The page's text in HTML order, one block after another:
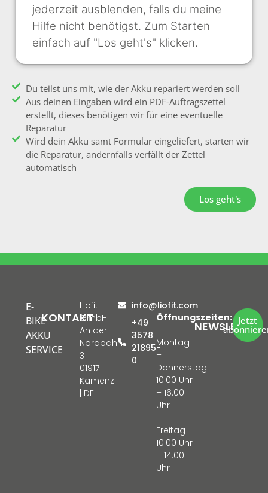
jederzeit ausblenden, falls du meine
Hilfe nicht benötigst. Zum Starten
einfach auf "Los geht's" klicken.
Du teilst uns mit, wie der Akku repariert werden soll
Aus deinen Eingaben wird ein PDF-Auftragszettel
erstellt, dieses benötigen wir für eine eventuelle
Reparatur
Wird dein Akku samt Formular eingeliefert, starten wir
die Reparatur, andernfalls verfällt der Zettel
automatisch
Los geht's
E-
BIKE
AKKU
SERVICE
KONTAKT
Liofit
GmbH
An der
Nordbahn
3
01917
Kamenz
| DE
info@liofit.com
+49
3578
21895-
0
Öffnungszeiten:
Montag
–
Donnerstag
10:00 Uhr
– 16:00
Uhr
Freitag
10:00 Uhr
– 14:00
Uhr
NEWSLETTER
Jetzt